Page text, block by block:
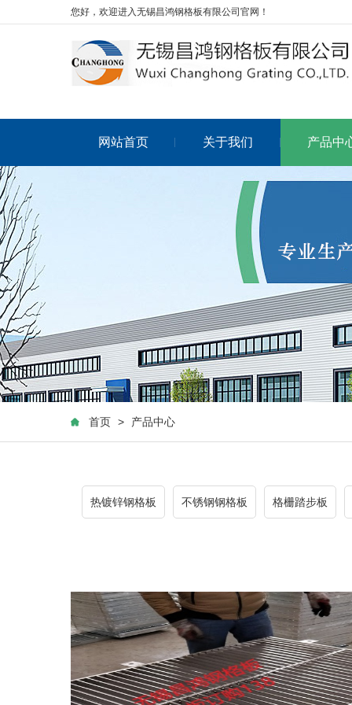
您好，欢迎进入无锡昌鸿钢格板有限公司官网！
网站首页 关于我们 产品中
首页 > 产品中心
热镀锌钢格板 不锈钢钢格板 格栅踏步板